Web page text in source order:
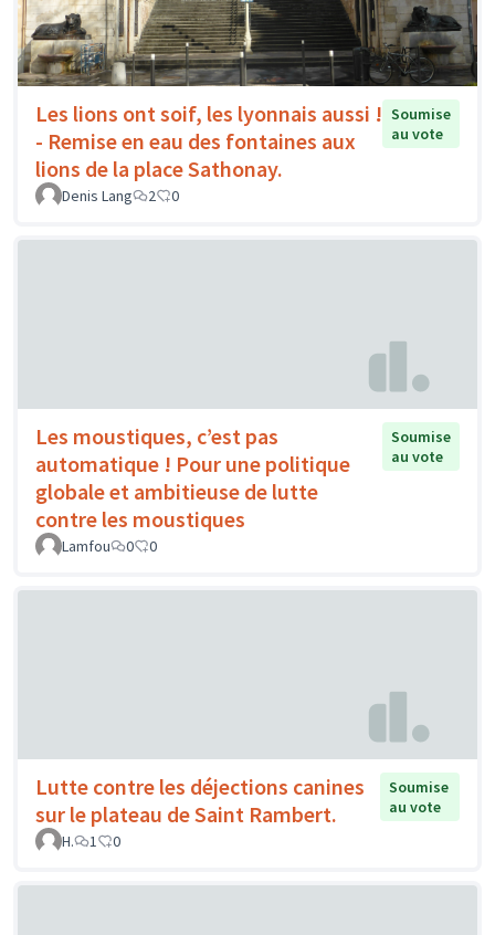
Les lions ont soif, les lyonnais aussi !
- Remise en eau des fontaines aux
lions de la place Sathonay.
Soumise
au vote
Denis Lang 2 0
Les moustiques, c’est pas
automatique ! Pour une politique
globale et ambitieuse de lutte
contre les moustiques
Soumise
au vote
Lamfou 0 0
Lutte contre les déjections canines
sur le plateau de Saint Rambert.
Soumise
au vote
H.
1 0